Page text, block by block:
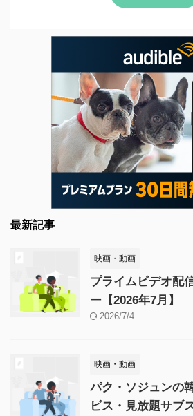
最新記事
映画・動画
プライムビデオ配
ー【2026年7月】
2026/7/4
映画・動画
パク・ソジュンの
ビス・見放題サブ